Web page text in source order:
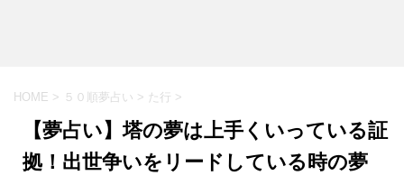
HOME > ５０順夢占い > た行 >
【夢占い】塔の夢は上手くいっている証
拠！出世争いをリードしている時の夢